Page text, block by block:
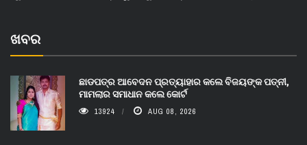
ଖବର
ଛାଡପତ୍ର ଆବେଦନ ପ୍ରତ୍ୟାହାର କଲେ ବିଜୟଙ୍କ ପତ୍ନୀ,
ମାମଲାର ସମାଧାନ କଲେ କୋର୍ଟ
13924 AUG 08, 2026